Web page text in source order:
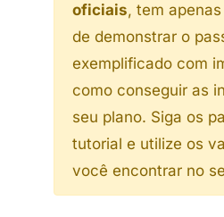
oficiais, tem
de demonstrar o
exemplificado com
como conseguir as
seu plano. Siga os
tutorial e utilize os
você encontrar no